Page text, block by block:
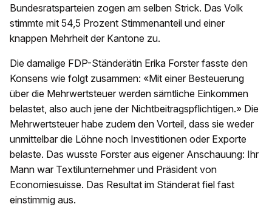
Bundesratsparteien zogen am selben Strick. Das Volk
stimmte mit 54,5 Prozent Stimmenanteil und einer
knappen Mehrheit der Kantone zu.
Die damalige FDP-Ständerätin Erika Forster fasste den
Konsens wie folgt zusammen: «Mit einer Besteuerung
über die Mehrwertsteuer werden sämtliche Einkommen
belastet, also auch jene der Nichtbeitragspflichtigen.» Die
Mehrwertsteuer habe zudem den Vorteil, dass sie weder
unmittelbar die Löhne noch Investitionen oder Exporte
belaste. Das wusste Forster aus eigener Anschauung: Ihr
Mann war Textilunternehmer und Präsident von
Economiesuisse. Das Resultat im Ständerat fiel fast
einstimmig aus.